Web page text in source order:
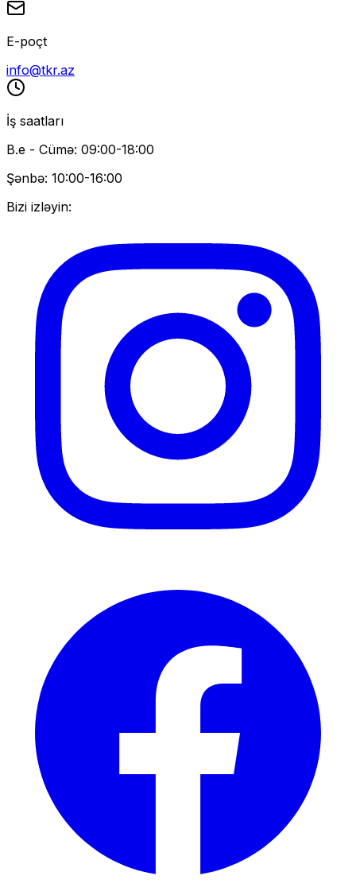
E-poçt
info@tkr.az
İş saatları
B.e - Cümə: 09:00-18:00
Şənbə: 10:00-16:00
Bizi izləyin: